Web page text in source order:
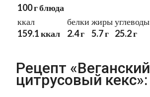
100 г блюда
ккал
159.1 ккал
белки
2.4 г
жиры
5.7 г
углеводы
25.2 г
Рецепт «Веганский
цитрусовый кекс»: